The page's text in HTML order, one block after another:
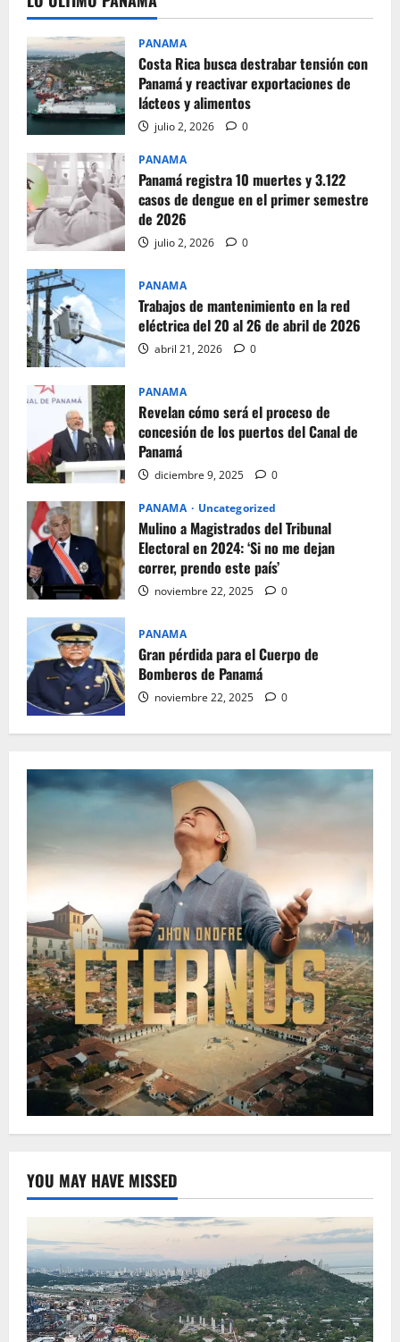
PANAMA
Costa Rica busca destrabar tensión con
Panamá y reactivar exportaciones de
lácteos y alimentos
julio 2, 2026 0
PANAMA
Panamá registra 10 muertes y 3.122
casos de dengue en el primer semestre
de 2026
julio 2, 2026 0
PANAMA
Trabajos de mantenimiento en la red
eléctrica del 20 al 26 de abril de 2026
abril 21, 2026 0
PANAMA
Revelan cómo será el proceso de
concesión de los puertos del Canal de
Panamá
diciembre 9, 2025 0
PANAMA Uncategorized
Mulino a Magistrados del Tribunal
Electoral en 2024: ‘Si no me dejan
correr, prendo este país’
noviembre 22, 2025 0
PANAMA
Gran pérdida para el Cuerpo de
Bomberos de Panamá
noviembre 22, 2025 0
YOU MAY HAVE MISSED